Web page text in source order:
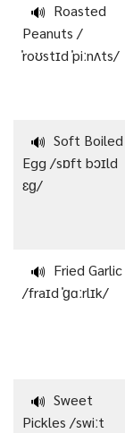
🔊 Roasted
Peanuts /
ˈroʊstɪd ˈpiːnʌts/
🔊 Soft Boiled
Egg /sɒft bɔɪld
ɛɡ/
🔊 Fried Garlic
/fraɪd ˈɡɑːrlɪk/
🔊 Sweet
Pickles /swiːt